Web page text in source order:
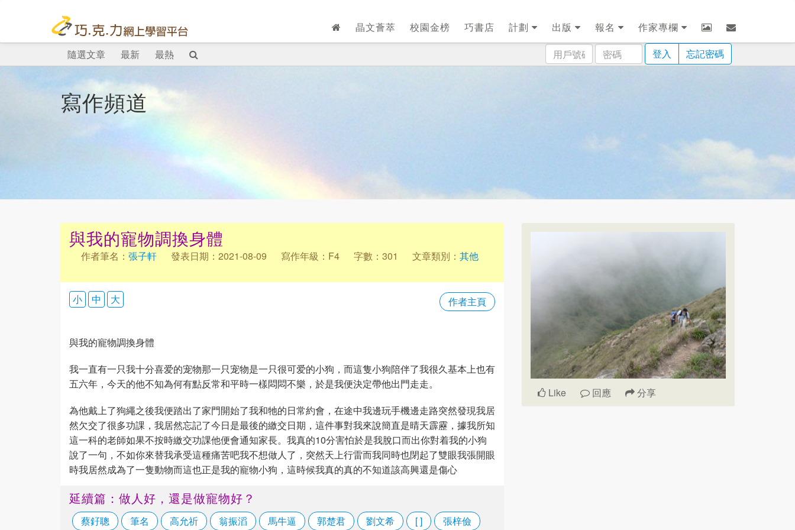
晶文薈萃 校園金榜 巧書店 計劃 出版 報名
作家專欄
用
戶
密
碼
登入 忘記密碼
隨選文章 最新 最熱
寫作頻道
與我的寵物調換身體
作者筆名： 張子軒 發表日期：2021-08-09 寫作年級：F4 字數：301 文章類別： 其他
作者主頁
小 中 大
與我的寵物調換身體
我一直有一只我十分喜爱的宠物那一只宠物是一只很可爱的小狗，而這隻小狗陪伴了我很久基本上也有
五六年，今天的他不知為何有點反常和平時一樣悶悶不樂，於是我便決定帶他出門走走。
為他戴上了狗繩之後我便踏出了家門開始了我和牠的日常約會，在途中我邊玩手機邊走路突然發現我居
然欠交了很多功課，我居然忘記了今日是最後的繳交日期，這件事對我來說簡直是晴天霹靂，據我所知
這一科的老師如果不按時繳交功課他便會通知家長。我真的10分害怕於是我脫口而出你對着我的小狗
說了一句，不如你來替我承受這種痛苦吧我不想做人了，突然天上行雷而我同時也閉起了雙眼我張開眼
時我居然成為了一隻動物而這也正是我的寵物小狗，這時候我真的真的不知道該高興還是傷心
延續篇：做人好，還是做寵物好？
蔡釨聰 筆名 高允祈 翁振滔 馬牛逼 郭楚君 劉文希 [ ] 張梓儉
Like 回應 分享